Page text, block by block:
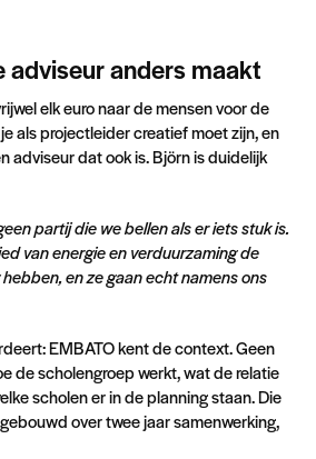
adviseur anders maakt
elk euro naar de mensen voor de
als projectleider creatief moet zijn, en
adviseur dat ook is. Björn is duidelijk
partij die we bellen als er iets stuk is.
van energie en verduurzaming de
en ze gaan echt namens ons
EMBATO kent de context. Geen
de scholengroep werkt, wat de relatie
scholen er in de planning staan. Die
over twee jaar samenwerking,